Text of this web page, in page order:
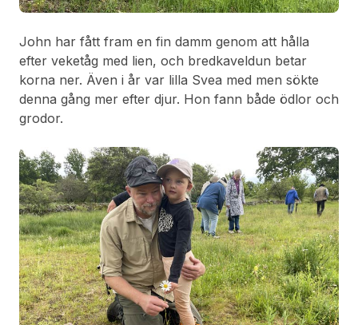
John har fått fram en fin damm genom att hålla
efter veketåg med lien, och bredkaveldun betar
korna ner. Även i år var lilla Svea med men sökte
denna gång mer efter djur. Hon fann både ödlor och
grodor.